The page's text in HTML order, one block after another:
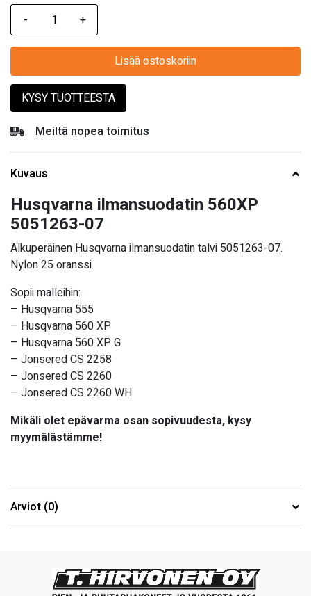
Lisää ostoskoriin
KYSY TUOTTEESTA
Meiltä nopea toimitus
Kuvaus
Husqvarna ilmansuodatin 560XP
5051263-07
Alkuperäinen Husqvarna ilmansuodatin talvi 5051263-07.
Nylon 25 oranssi.
Sopii malleihin:
– Husqvarna 555
– Husqvarna 560 XP
– Husqvarna 560 XP G
– Jonsered CS 2258
– Jonsered CS 2260
– Jonsered CS 2260 WH
Mikäli olet epävarma osan sopivuudesta, kysy
myymälästämme!
Arviot (0)